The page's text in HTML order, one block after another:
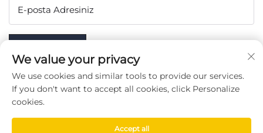
E-posta Adresiniz
BIZI TAKIP EDIN
We value your privacy
We use cookies and similar tools to provide our services.
If you don't want to accept all cookies, click Personalize
cookies.
Accept all